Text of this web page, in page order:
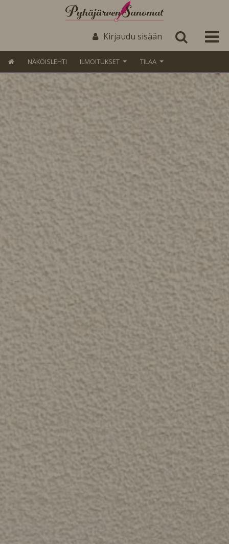
Kirjaudu sisään
NÄKÖISLEHTI ILMOITUKSET TILAA